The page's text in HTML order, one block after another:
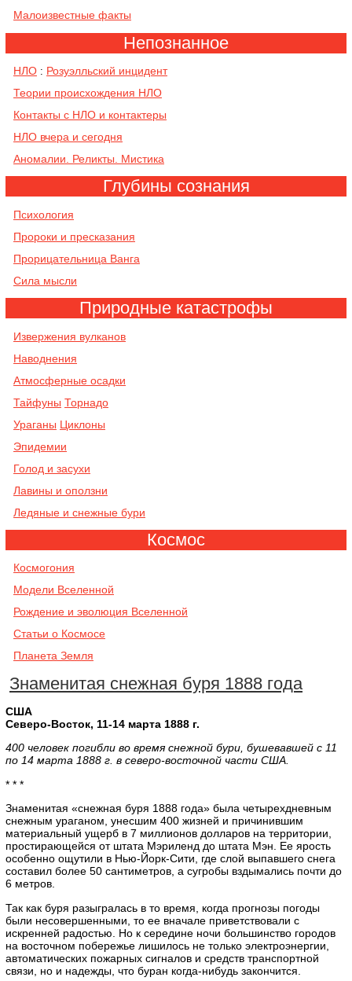
Малоизвестные факты
Непознанное
НЛО : Розуэлльский инцидент
Теории происхождения НЛО
Контакты с НЛО и контактеры
НЛО вчера и сегодня
Аномалии. Реликты. Мистика
Глубины сознания
Психология
Пророки и пресказания
Прорицательница Ванга
Сила мысли
Природные катастрофы
Извержения вулканов
Наводнения
Атмосферные осадки
Тайфуны Торнадо
Ураганы Циклоны
Эпидемии
Голод и засухи
Лавины и оползни
Ледяные и снежные бури
Космос
Космогония
Модели Вселенной
Рождение и эволюция Вселенной
Cтатьи о Космосе
Планета Земля
Знаменитая снежная буря 1888 года
США
Северо-Восток, 11-14 марта 1888 г.
400 человек погибли во время снежной бури, бушевавшей с 11
по 14 марта 1888 г. в северо-восточной части США.
* * *
Знаменитая «снежная буря 1888 года» была четырехдневным
снежным ураганом, унесшим 400 жизней и причинившим
материальный ущерб в 7 миллионов долларов на территории,
простирающейся от штата Мэриленд до штата Мэн. Ее ярость
особенно ощутили в Нью-Йорк-Сити, где слой выпавшего снега
составил более 50 сантиметров, а сугробы вздымались почти до
6 метров.
Так как буря разыгралась в то время, когда прогнозы погоды
были несовершенными, то ее вначале приветствовали с
искренней радостью. Но к середине ночи большинство городов
на восточном побережье лишилось не только электроэнергии,
автоматических пожарных сигналов и средств транспортной
связи, но и надежды, что буран когда-нибудь закончится.